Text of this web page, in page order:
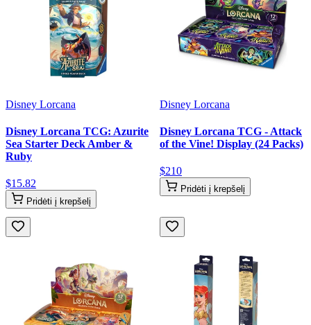
Disney Lorcana
Disney Lorcana TCG: Azurite
Sea Starter Deck Amber &
Ruby
$15.82
Pridėti į krepšelį
Disney Lorcana
Disney Lorcana TCG - Attack
of the Vine! Display (24 Packs)
$210
Pridėti į krepšelį